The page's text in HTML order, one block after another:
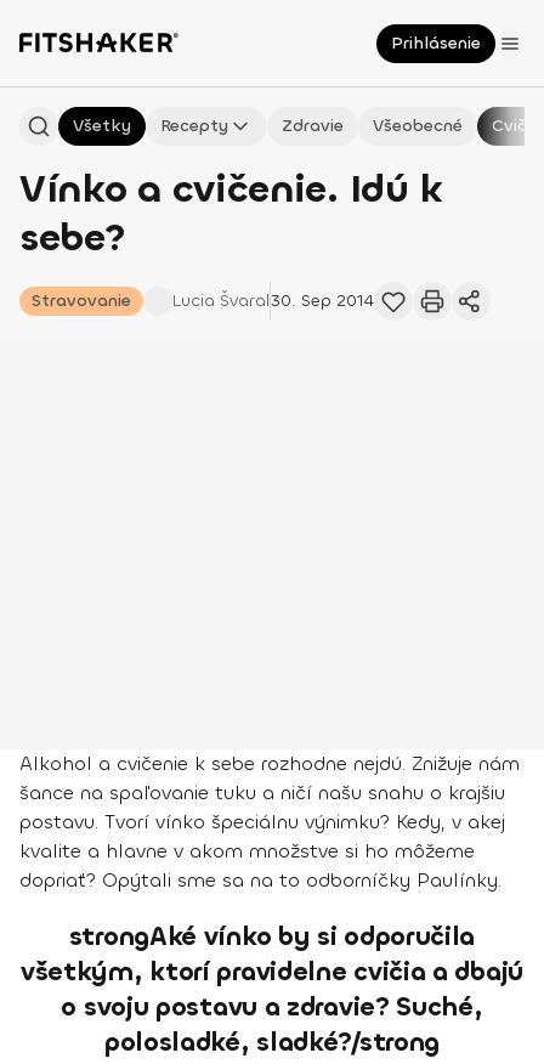
Prihlásenie
Všetky Recepty Zdravie Všeobecné
Vínko a cvičenie. Idú k
sebe?
Stravovanie Lucia Švaral30. Sep 2014
Alkohol a cvičenie k sebe rozhodne nejdú. Znižuje nám
šance na spaľovanie tuku a ničí našu snahu o krajšiu
postavu. Tvorí vínko špeciálnu výnimku? Kedy, v akej
kvalite a hlavne v akom množstve si ho môžeme
dopriať? Opýtali sme sa na to odborníčky Paulínky.
strongAké vínko by si odporučila
všetkým, ktorí pravidelne cvičia a dbajú
o svoju postavu a zdravie? Suché,
polosladké, sladké?/strong